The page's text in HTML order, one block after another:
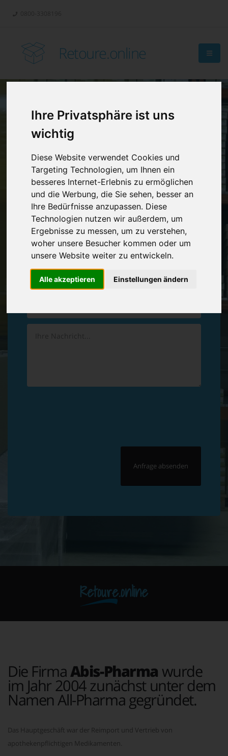
Ihre Privatsphäre ist uns
wichtig
Diese Website verwendet Cookies und
Targeting Technologien, um Ihnen ein
besseres Internet-Erlebnis zu ermöglichen
und die Werbung, die Sie sehen, besser an
Ihre Bedürfnisse anzupassen. Diese
Technologien nutzen wir außerdem, um
Ergebnisse zu messen, um zu verstehen,
woher unsere Besucher kommen oder um
unsere Website weiter zu entwickeln.
Alle akzeptieren Einstellungen ändern
Retoure.online
Retouren-
Management?
Vereinbaren Sie einenRückruf
Hinterlassen Sie uns gern eine persönliche Nachricht.
Retoure.online
Die Firma Abis-Pharma wurde
im Jahr 2004 zunächst unter dem
Namen All-Pharma gegründet.
Das Hauptgeschäft war der Reimport und Vertrieb von
apothekenpflichtigen Medikamenten.